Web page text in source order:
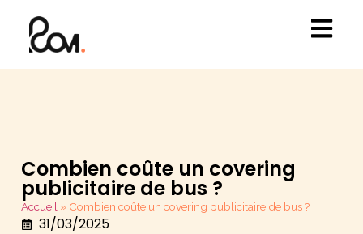
Combien coûte un covering
publicitaire de bus ?
Accueil » Combien coûte un covering publicitaire de bus ?
31/03/2025